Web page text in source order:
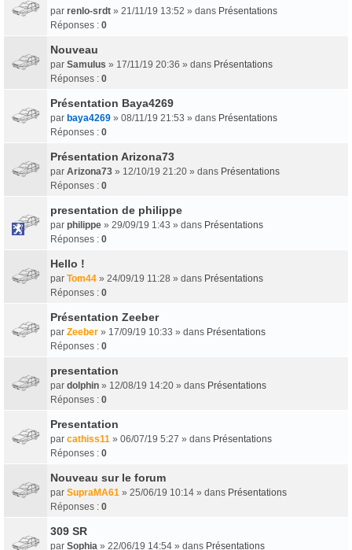
par renlo-srdt » 21/11/19 13:52 » dans Présentations
Réponses : 0
Nouveau
par Samulus » 17/11/19 20:36 » dans Présentations
Réponses : 0
Présentation Baya4269
par baya4269 » 08/11/19 21:53 » dans Présentations
Réponses : 0
Présentation Arizona73
par Arizona73 » 12/10/19 21:20 » dans Présentations
Réponses : 0
presentation de philippe
par philippe » 29/09/19 1:43 » dans Présentations
Réponses : 0
Hello !
par Tom44 » 24/09/19 11:28 » dans Présentations
Réponses : 0
Présentation Zeeber
par Zeeber » 17/09/19 10:33 » dans Présentations
Réponses : 0
presentation
par dolphin » 12/08/19 14:20 » dans Présentations
Réponses : 0
Presentation
par cathiss11 » 06/07/19 5:27 » dans Présentations
Réponses : 0
Nouveau sur le forum
par SupraMA61 » 25/06/19 10:14 » dans Présentations
Réponses : 0
309 SR
par Sophia » 22/06/19 14:54 » dans Présentations